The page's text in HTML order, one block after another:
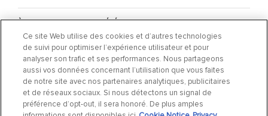
À PROPOS DE LA SOCIÉTÉ
OÙ ACHETER ?
ACTUALITÉS
Ce site Web utilise des cookies et d’autres technologies
de suivi pour optimiser l’expérience utilisateur et pour
analyser son trafic et ses performances. Nous partageons
aussi vos données concernant l’utilisation que vous faites
de notre site avec nos partenaires analytiques, publicitaires
et de réseaux sociaux. Si nous détectons un signal de
préférence d’opt-out, il sera honoré. De plus amples